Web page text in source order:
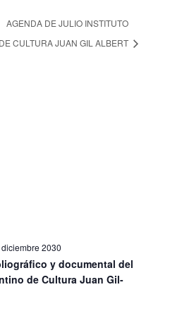
AGENDA DE JULIO INSTITUTO
DE CULTURA JUAN GIL ALBERT
2030
y documental del
de Cultura Juan Gil-